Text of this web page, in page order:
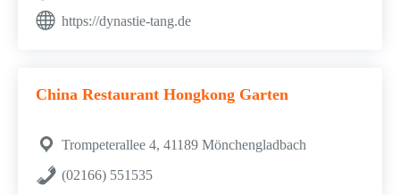
https://dynastie-tang.de
China Restaurant Hongkong Garten
Trompeterallee 4, 41189 Mönchengladbach
(02166) 551535